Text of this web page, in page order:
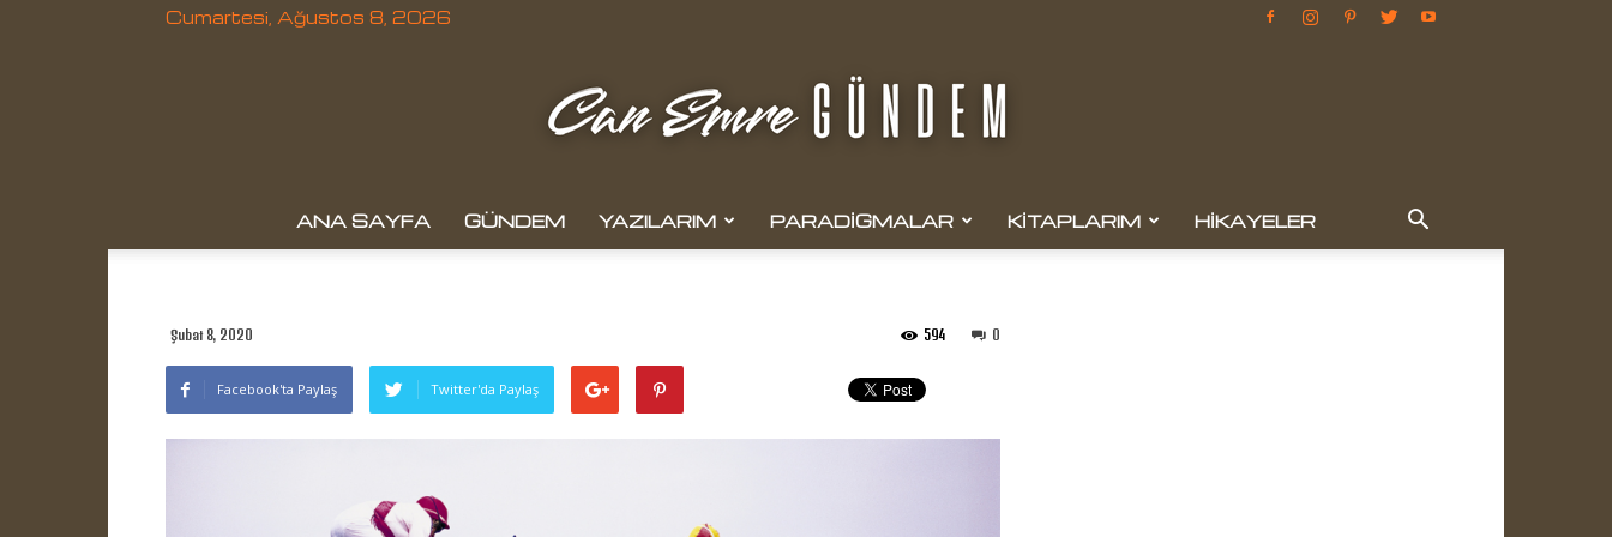
Cumartesi, Ağustos 8, 2026
Can
ANA SAYFA GÜNDEM YAZILARIM PARADIGMALAR KITAPLARIM HIKAYELER
Şubat 8, 2020 0
594
Facebook'ta Paylaş Twitter'da Paylaş